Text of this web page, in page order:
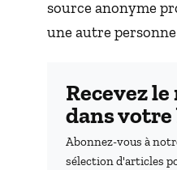
source anonyme
une autre
Recevez
dans
Abonnez-vous à
sélection d'articles